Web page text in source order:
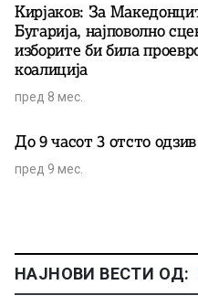
Кирјаков: За
Бугарија, најповолно
изборите би била
коалиција
пред 8 мес.
До 9 часот 3 отсто
пред 9 мес.
НАЈНОВИ ВЕСТИ ОД: